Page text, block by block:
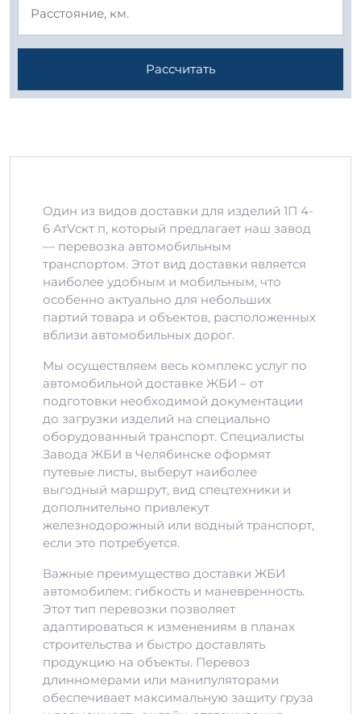
Рассчитать
Один из видов доставки для изделий 1П 4-
6 АтVскт п, который предлагает наш завод
— перевозка автомобильным
транспортом. Этот вид доставки является
наиболее удобным и мобильным, что
особенно актуально для небольших
партий товара и объектов, расположенных
вблизи автомобильных дорог.
Мы осуществляем весь комплекс услуг по
автомобильной доставке ЖБИ – от
подготовки необходимой документации
до загрузки изделий на специально
оборудованный транспорт. Специалисты
Завода ЖБИ в Челябинске оформят
путевые листы, выберут наиболее
выгодный маршрут, вид спецтехники и
дополнительно привлекут
железнодорожный или водный транспорт,
если это потребуется.
Важные преимущество доставки ЖБИ
автомобилем: гибкость и маневренность.
Этот тип перевозки позволяет
адаптироваться к изменениям в планах
строительства и быстро доставлять
продукцию на объекты. Перевоз
длинномерами или манипуляторами
обеспечивает максимальную защиту груза